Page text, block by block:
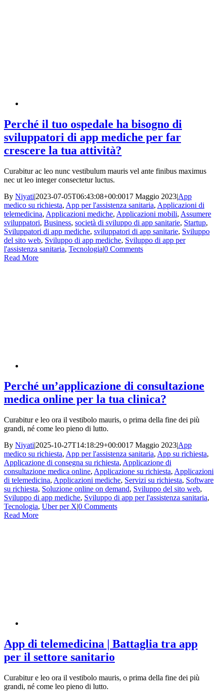
Perché il tuo ospedale ha bisogno di
sviluppatori di app mediche per far
crescere la tua attività?
Curabitur ac leo nunc vestibulum mauris vel ante finibus maximus
nec ut leo integer consectetur luctus.
By Niyati|2023-07-05T06:43:08+00:0017 Maggio 2023|App
medico su richiesta, App per l'assistenza sanitaria, Applicazioni di
telemedicina, Applicazioni mediche, Applicazioni mobili, Assumere
sviluppatori, Business, società di sviluppo di app sanitarie, Startup,
Sviluppatori di app mediche, sviluppatori di app sanitarie, Sviluppo
del sito web, Sviluppo di app mediche, Sviluppo di app per
l'assistenza sanitaria, Tecnologia|0 Comments
Read More
Perché un’applicazione di consultazione
medica online per la tua clinica?
Curabitur e leo ora il vestibolo mauris, o prima della fine dei più
grandi, né come leo pieno di lutto.
By Niyati|2025-10-27T14:18:29+00:0017 Maggio 2023|App
medico su richiesta, App per l'assistenza sanitaria, App su richiesta,
Applicazione di consegna su richiesta, Applicazione di
consultazione medica online, Applicazione su richiesta, Applicazioni
di telemedicina, Applicazioni mediche, Servizi su richiesta, Software
su richiesta, Soluzione online on demand, Sviluppo del sito web,
Sviluppo di app mediche, Sviluppo di app per l'assistenza sanitaria,
Tecnologia, Uber per X|0 Comments
Read More
App di telemedicina | Battaglia tra app
per il settore sanitario
Curabitur e leo ora il vestibolo mauris, o prima della fine dei più
grandi, né come leo pieno di lutto.